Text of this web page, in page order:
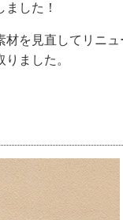
した！
を見直してリニュ
ました。